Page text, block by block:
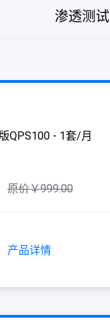
渗透测试
QPS100 - 1套/月
原价￥999.00
产品详情